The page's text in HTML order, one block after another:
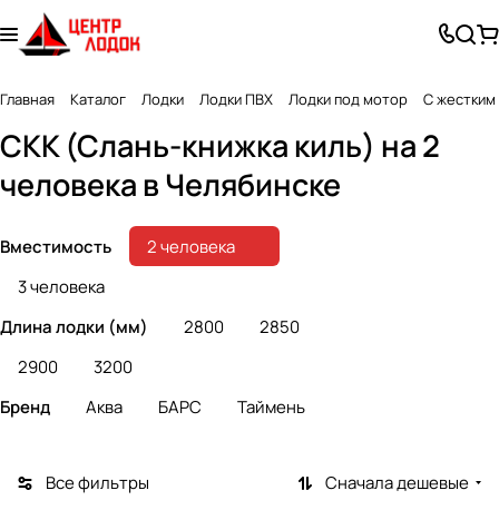
Главная Каталог Лодки Лодки ПВХ Лодки под мотор С
СКК (Слань-книжка киль) на 2
человека в Челябинске
Вместимость
2 человека
3 человека
Длина лодки (мм)
2800
2850
2900
3200
Бренд
Аква БАРС Таймень
Все фильтры Сначала дешевые